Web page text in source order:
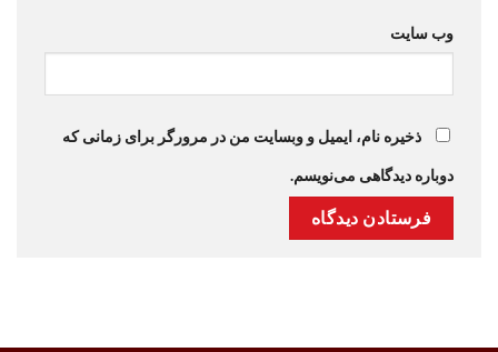
وب‌ سایت
ذخیره نام، ایمیل و وبسایت من در مرورگر برای زمانی که
دوباره دیدگاهی می‌نویسم.